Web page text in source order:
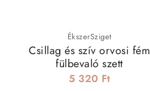
ÉkszerSziget
Csillag és szív orvosi fém
fülbevaló szett
5 320 Ft